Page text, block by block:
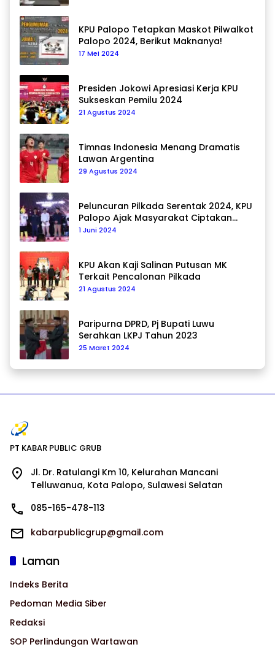
KPU Palopo Tetapkan Maskot Pilwalkot
Palopo 2024, Berikut Maknanya!
17 Mei 2024
Presiden Jokowi Apresiasi Kerja KPU
Sukseskan Pemilu 2024
21 Agustus 2024
Timnas Indonesia Menang Dramatis
Lawan Argentina
29 Agustus 2024
Peluncuran Pilkada Serentak 2024, KPU
Palopo Ajak Masyarakat Ciptakan
Pilkada Damai
1 Juni 2024
KPU Akan Kaji Salinan Putusan MK
Terkait Pencalonan Pilkada
21 Agustus 2024
Paripurna DPRD, Pj Bupati Luwu
Serahkan LKPJ Tahun 2023
25 Maret 2024
PT KABAR PUBLIC GRUB
Jl. Dr. Ratulangi Km 10, Kelurahan Mancani
Telluwanua, Kota Palopo, Sulawesi Selatan
085-165-478-113
kabarpublicgrup@gmail.com
Laman
Indeks Berita
Pedoman Media Siber
Redaksi
SOP Perlindungan Wartawan